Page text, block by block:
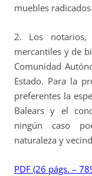
muebles
2. Los notarios,
mercantiles y de
Comunidad
Estado. Para la
preferentes la
Balears y el
ningún caso
naturaleza y
PDF (26 págs. –